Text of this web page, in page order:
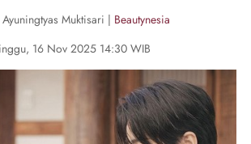
Muktisari | Beautynesia
16 Nov 2025 14:30 WIB